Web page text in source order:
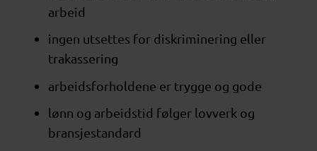
arbeid
ingen utsettes for diskriminering eller
trakassering
arbeidsforholdene er trygge og gode
lønn og arbeidstid følger lovverk og
bransjestandard